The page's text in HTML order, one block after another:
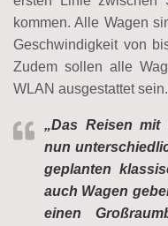
kommen. Alle Wagen
Geschwindigkeit von
Zudem sollen alle
WLAN ausgestattet sein.
„Das Reisen mit
nun
geplanten
auch Wagen
einen